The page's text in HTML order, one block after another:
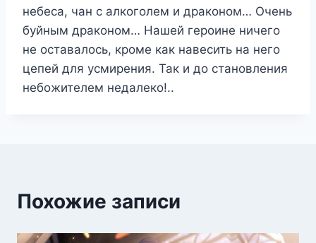
небеса, чан с алкоголем и драконом… Очень
буйным драконом… Нашей героине ничего
не оставалось, кроме как навесить на него
цепей для усмирения. Так и до становления
небожителем недалеко!..
Похожие записи